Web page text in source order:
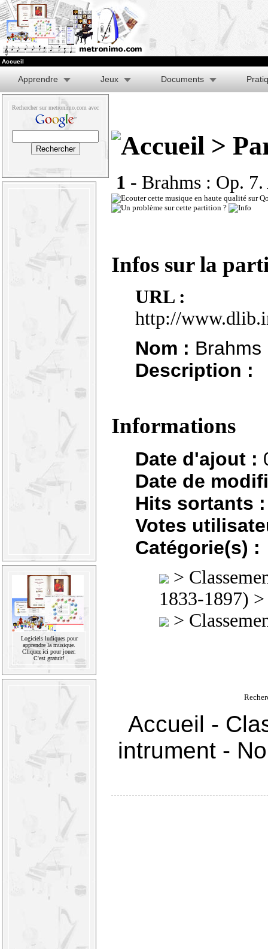
Accueil
Apprendre Jeux Documents
Rechercher sur metronimo.com avec
Logiciels ludiques pour
apprendre la musique.
Cliquez ici pour jouer.
C'est gratuit!
>
1 - Brahms : Op.
Infos sur la
URL :
http://
Nom : Brahms
Description :
Informations
Date d'ajout :
Date de
Hits sortants :
Votes
Catégorie(s) :
>
1833-1897)
>
Accueil -
intrument-